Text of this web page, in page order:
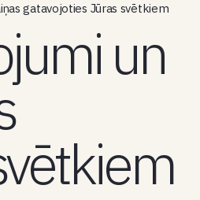
gatavojoties Jūras svētkiem
un